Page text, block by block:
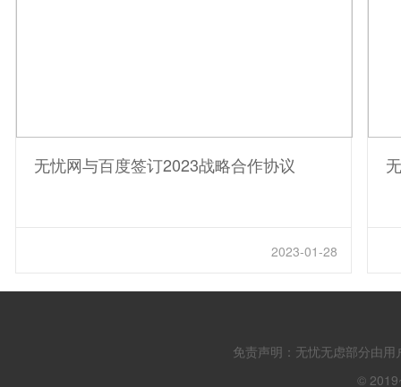
无忧网与百度签订2023战略合作协议
2023-01-28
免责声明：无忧无虑部分由
©